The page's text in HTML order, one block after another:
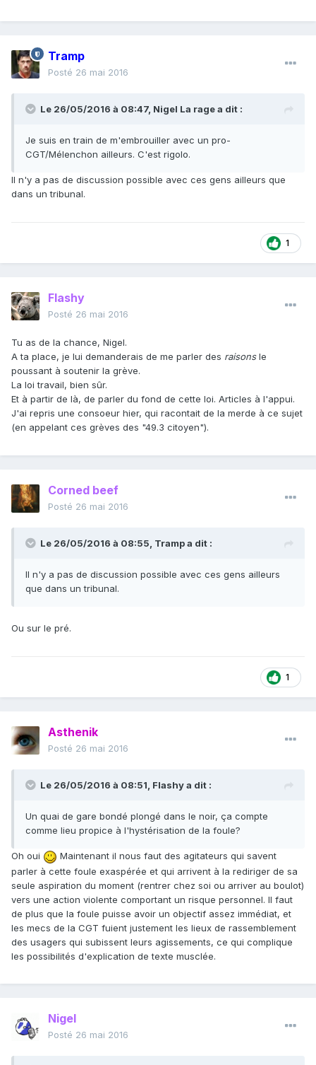
Tramp
Posté 26 mai 2016
Le 26/05/2016 à 08:47, Nigel La rage a dit :
Je suis en train de m'embrouiller avec un pro-
CGT/Mélenchon ailleurs. C'est rigolo.
Il n'y a pas de discussion possible avec ces gens ailleurs que
dans un tribunal.
1
Flashy
Posté 26 mai 2016
Tu as de la chance, Nigel.
A ta place, je lui demanderais de me parler des raisonsle
poussant à soutenir la grève.
La loi travail, bien sûr.
Et à partir de là, de parler du fond de cette loi. Articles à l'appui.
J'ai repris une consoeur hier, qui racontait de la merde à ce sujet
(en appelant ces grèves des "49.3 citoyen").
Corned beef
Posté 26 mai 2016
Le 26/05/2016 à 08:55, Tramp a dit :
Il n'y a pas de discussion possible avec ces gens ailleurs
que dans un tribunal.
Ou sur le pré.
1
Asthenik
Posté 26 mai 2016
Le 26/05/2016 à 08:51, Flashy a dit :
Un quai de gare bondé plongé dans le noir, ça compte
comme lieu propice à l'hystérisation de la foule?
Oh oui
Maintenant il nous faut des agitateurs qui savent
parler à cette foule exaspérée et qui arrivent à la rediriger de sa
seule aspiration du moment (rentrer chez soi ou arriver au boulot)
vers une action violente comportant un risque personnel. Il faut
de plus que la foule puisse avoir un objectif assez immédiat, et
les mecs de la CGT fuient justement les lieux de rassemblement
des usagers qui subissent leurs agissements, ce qui complique
les possibilités d'explication de texte musclée.
Nigel
Posté 26 mai 2016